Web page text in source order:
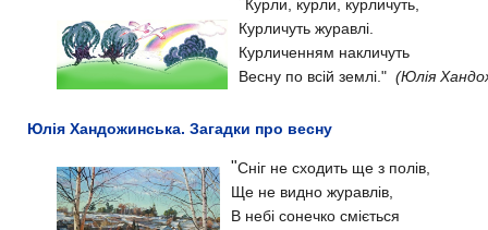
Курли, курли, курличуть,
Курличуть журавлі.
Курличенням накличуть
Весну по всій землі." (Юлія
Юлія Хандожинська. Загадки про весну
"Сніг не сходить ще з полів,
Ще не видно журавлів,
В небі сонечко сміється